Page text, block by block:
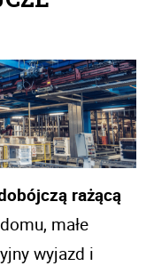
rażącą
małe
wyjazd i